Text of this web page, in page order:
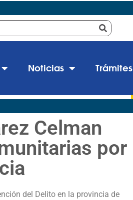
Noticias Trámites
Celman
por
del Delito en la provincia de